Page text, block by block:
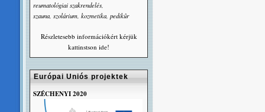
reumatológiai szakrendelés,
szauna, szolárium, kozmetika, pedikûr
Részletesebb információkért kérjük
kattinstson ide!
Európai Uniós projektek
SZÉCHENYI 2020